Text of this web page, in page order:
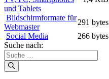
und Tablets
Bildschirmformate für
Webmaster
291 bytes
Social Media
266 bytes
Suche nach: